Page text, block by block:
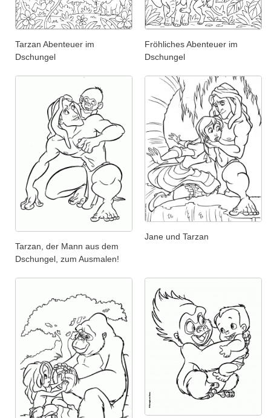
Tarzan Abenteuer im
Dschungel
Fröhliches Abenteuer im
Dschungel
Tarzan, der Mann aus dem
Dschungel, zum Ausmalen!
Jane und Tarzan